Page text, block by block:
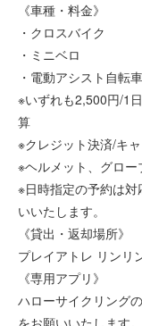
《車種・料金》
・クロスバイク
・ミニベロ
・電動アシスト自転車
※いずれも2,500円/1
算
※クレジット決済/キ
※ヘルメット、グロー
※日時指定の予約は
いいたします。
《貸出・返却場所》
プレイアトレ リンリ
《専用アプリ》
ハローサイクリング